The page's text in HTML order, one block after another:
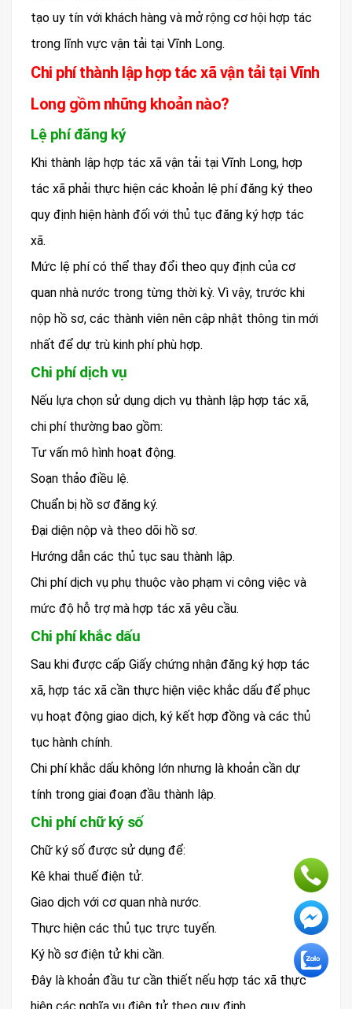
tạo uy tín với khách hàng và mở rộng cơ hội hợp tác
trong lĩnh vực vận tải tại Vĩnh Long.
Chi phí thành lập hợp tác xã vận tải tại Vĩnh
Long gồm những khoản nào?
Lệ phí đăng ký
Khi thành lập hợp tác xã vận tải tại Vĩnh Long, hợp
tác xã phải thực hiện các khoản lệ phí đăng ký theo
quy định hiện hành đối với thủ tục đăng ký hợp tác
xã.
Mức lệ phí có thể thay đổi theo quy định của cơ
quan nhà nước trong từng thời kỳ. Vì vậy, trước khi
nộp hồ sơ, các thành viên nên cập nhật thông tin mới
nhất để dự trù kinh phí phù hợp.
Chi phí dịch vụ
Nếu lựa chọn sử dụng dịch vụ thành lập hợp tác xã,
chi phí thường bao gồm:
Tư vấn mô hình hoạt động.
Soạn thảo điều lệ.
Chuẩn bị hồ sơ đăng ký.
Đại diện nộp và theo dõi hồ sơ.
Hướng dẫn các thủ tục sau thành lập.
Chi phí dịch vụ phụ thuộc vào phạm vi công việc và
mức độ hỗ trợ mà hợp tác xã yêu cầu.
Chi phí khắc dấu
Sau khi được cấp Giấy chứng nhận đăng ký hợp tác
xã, hợp tác xã cần thực hiện việc khắc dấu để phục
vụ hoạt động giao dịch, ký kết hợp đồng và các thủ
tục hành chính.
Chi phí khắc dấu không lớn nhưng là khoản cần dự
tính trong giai đoạn đầu thành lập.
Chi phí chữ ký số
Chữ ký số được sử dụng để:
Kê khai thuế điện tử.
Giao dịch với cơ quan nhà nước.
Thực hiện các thủ tục trực tuyến.
Ký hồ sơ điện tử khi cần.
Đây là khoản đầu tư cần thiết nếu hợp tác xã thực